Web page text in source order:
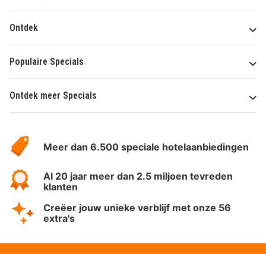
Ontdek
Populaire Specials
Ontdek meer Specials
HotelSpecials
Meer dan 6.500 speciale hotelaanbiedingen
Al 20 jaar meer dan 2.5 miljoen tevreden
klanten
Creëer jouw unieke verblijf met onze 56
extra's